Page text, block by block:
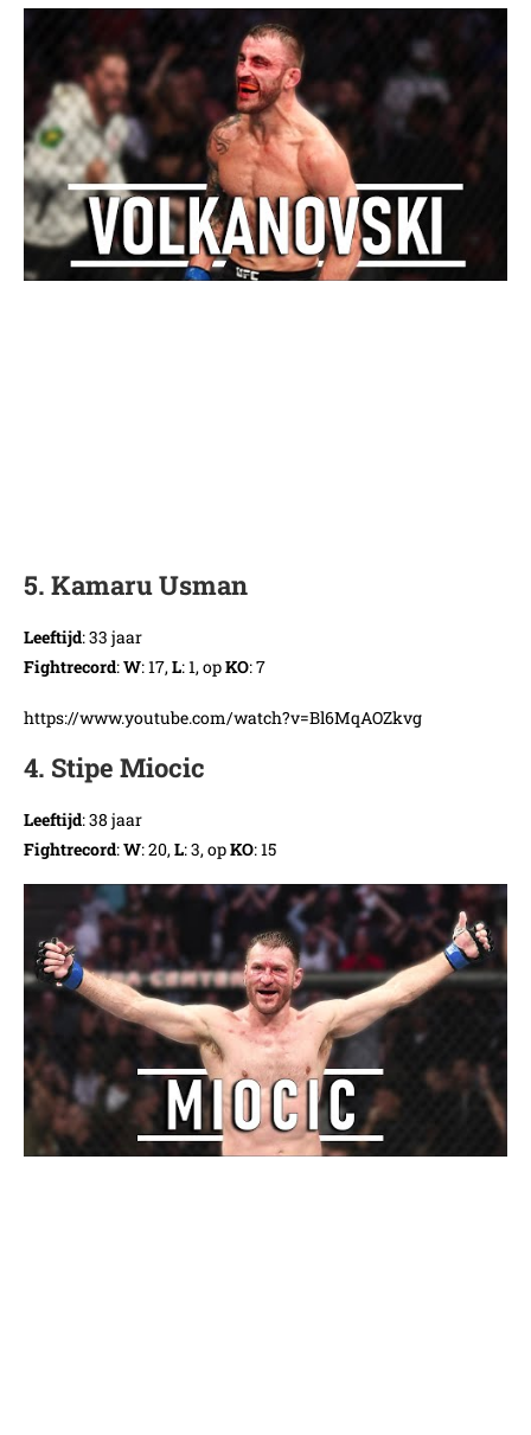
5. Kamaru Usman
Leeftijd: 33 jaar
Fightrecord:W: 17,L: 1, opKO: 7
https://www.youtube.com/watch?v=Bl6MqAOZkvg
4. Stipe Miocic
Leeftijd: 38 jaar
Fightrecord:W: 20,L: 3, opKO: 15